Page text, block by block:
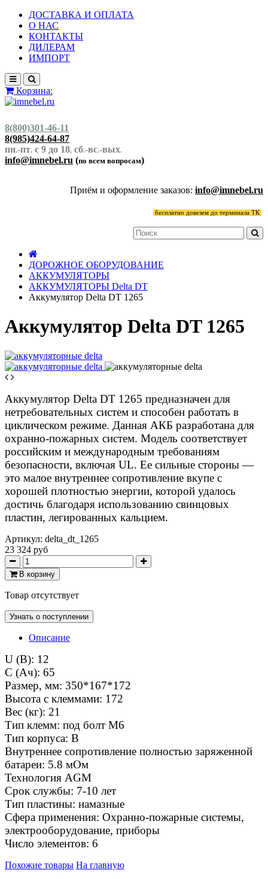
ДОСТАВКА И ОПЛАТА
О НАС
КОНТАКТЫ
ДИЛЕРАМ
ИМПОРТ
Корзина:
8(800)301-46-11
8(985)424-64-87
пн.-пт. с 9 до 18, сб.-вс.-вых.
info@imnebel.ru (по всем вопросам)
Приём и оформление заказов: info@imnebel.ru
бесплатно довезем до терминала ТК
ДОРОЖНОЕ ОБОРУДОВАНИЕ
АККУМУЛЯТОРЫ
АККУМУЛЯТОРЫ Delta DT
Аккумулятор Delta DT 1265
Аккумулятор Delta DT 1265
Аккумулятор Delta DT 1265 предназначен для
нетребовательных систем и способен работать в
циклическом режиме. Данная АКБ разработана для
охранно-пожарных систем. Модель соответствует
российским и международным требованиям
безопасности, включая UL. Ее сильные стороны —
это малое внутреннее сопротивление вкупе с
хорошей плотностью энергии, которой удалось
достичь благодаря использованию свинцовых
пластин, легированных кальцием.
Артикул: delta_dt_1265
23 324 руб
В корзину
Товар отсутствует
Узнать о поступлении
Описание
U (В): 12
C (Ач): 65
Размер, мм: 350*167*172
Высота с клеммами: 172
Вес (кг): 21
Тип клемм: под болт M6
Тип корпуса: B
Внутреннее сопротивление полностью заряженной
батареи: 5.8 мОм
Технология AGM
Срок службы: 7-10 лет
Тип пластины: намазные
Сфера применения: Охранно-пожарные системы,
электрооборудование, приборы
Число элементов: 6
Похожие товары На главную